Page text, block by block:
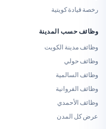
كويتية
حسب المدينة
الكويت
حولي
المدن